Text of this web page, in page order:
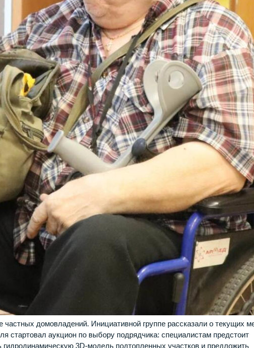
домовладений. Инициативной группе рассказали о текущих
стартовал аукцион по выбору подрядчика: специалистам предстоит
3D‑модель подтопленных участков и предложить